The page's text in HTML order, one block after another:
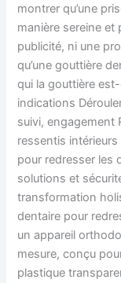
montrer qu’une
manière sereine
publicité, ni une
qu’une gouttière
qui la gouttière
indications
suivi, engagement
ressentis
pour redresser les
solutions et
transformation
dentaire pour
un appareil
mesure, conçu
plastique